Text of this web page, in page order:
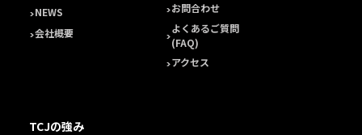
NEWS
会社概要
TCJの強み
お問合わせ
よくあるご質問
(FAQ)
アクセス